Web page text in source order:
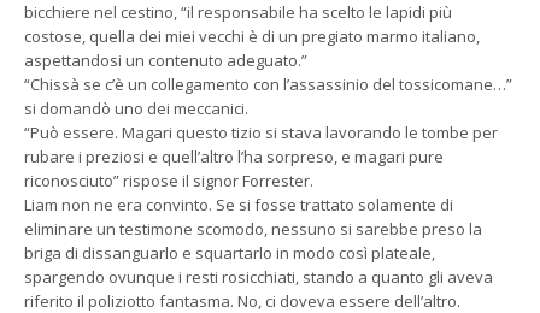
bicchiere nel cestino, “il responsabile ha scelto le lapidi più
costose, quella dei miei vecchi è di un pregiato marmo italiano,
aspettandosi un contenuto adeguato.”
“Chissà se c’è un collegamento con l’assassinio del tossicomane…”
si domandò uno dei meccanici.
“Può essere. Magari questo tizio si stava lavorando le tombe per
rubare i preziosi e quell’altro l’ha sorpreso, e magari pure
riconosciuto” rispose il signor Forrester.
Liam non ne era convinto. Se si fosse trattato solamente di
eliminare un testimone scomodo, nessuno si sarebbe preso la
briga di dissanguarlo e squartarlo in modo così plateale,
spargendo ovunque i resti rosicchiati, stando a quanto gli aveva
riferito il poliziotto fantasma. No, ci doveva essere dell’altro.